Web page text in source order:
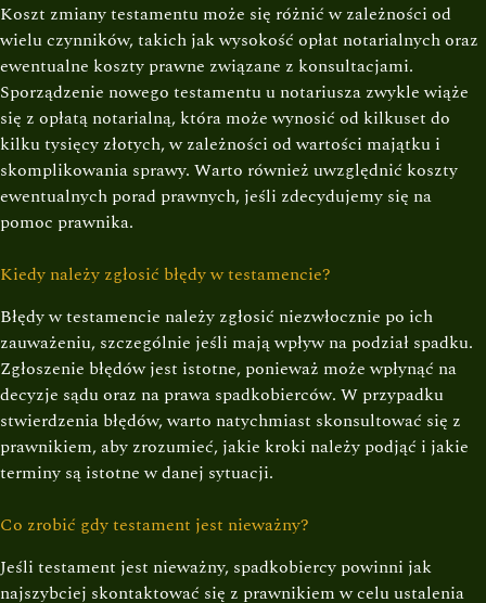
Koszt zmiany testamentu może się różnić w zależności od
wielu czynników, takich jak wysokość opłat notarialnych oraz
ewentualne koszty prawne związane z konsultacjami.
Sporządzenie nowego testamentu u notariusza zwykle wiąże
się z opłatą notarialną, która może wynosić od kilkuset do
kilku tysięcy złotych, w zależności od wartości majątku i
skomplikowania sprawy. Warto również uwzględnić koszty
ewentualnych porad prawnych, jeśli zdecydujemy się na
pomoc prawnika.
Kiedy należy zgłosić błędy w testamencie?
Błędy w testamencie należy zgłosić niezwłocznie po ich
zauważeniu, szczególnie jeśli mają wpływ na podział spadku.
Zgłoszenie błędów jest istotne, ponieważ może wpłynąć na
decyzje sądu oraz na prawa spadkobierców. W przypadku
stwierdzenia błędów, warto natychmiast skonsultować się z
prawnikiem, aby zrozumieć, jakie kroki należy podjąć i jakie
terminy są istotne w danej sytuacji.
Co zrobić gdy testament jest nieważny?
Jeśli testament jest nieważny, spadkobiercy powinni jak
najszybciej skontaktować się z prawnikiem w celu ustalenia